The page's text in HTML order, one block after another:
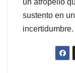
un atropello
sustento en
incertidumbre.